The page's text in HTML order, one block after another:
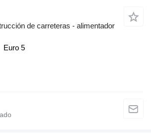
de carreteras - alimentador
Euro 5